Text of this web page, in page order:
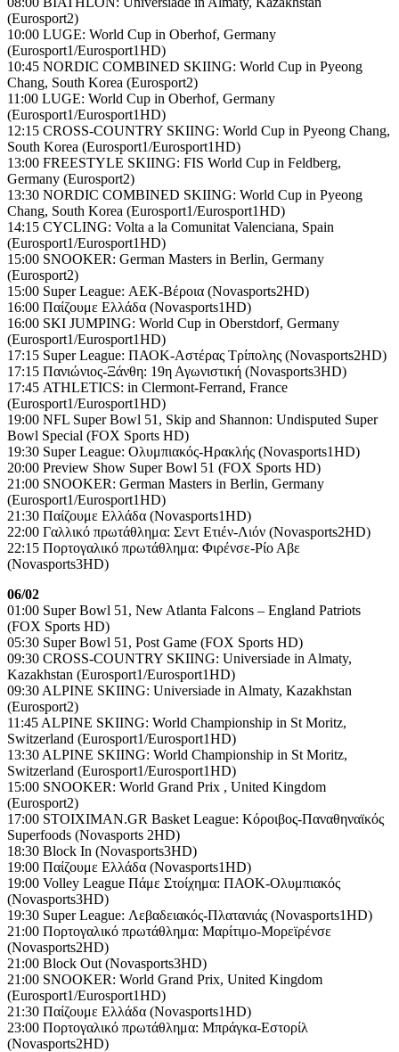
(Eurosport2)
10:00 LUGE: World Cup in Oberhof, Germany
(Eurosport1/Eurosport1HD)
10:45 NORDIC COMBINED SKIING: World Cup in Pyeong
Chang, South Korea (Eurosport2)
11:00 LUGE: World Cup in Oberhof, Germany
(Eurosport1/Eurosport1HD)
12:15 CROSS-COUNTRY SKIING: World Cup in Pyeong Chang,
South Korea (Eurosport1/Eurosport1HD)
13:00 FREESTYLE SKIING: FIS World Cup in Feldberg,
Germany (Eurosport2)
13:30 NORDIC COMBINED SKIING: World Cup in Pyeong
Chang, South Korea (Eurosport1/Eurosport1HD)
14:15 CYCLING: Volta a la Comunitat Valenciana, Spain
(Eurosport1/Eurosport1HD)
15:00 SNOOKER: German Masters in Berlin, Germany
(Eurosport2)
15:00 Super League: ΑΕΚ-Βέροια (Novasports2HD)
16:00 Παίζουμε Ελλάδα (Novasports1HD)
16:00 SKI JUMPING: World Cup in Oberstdorf, Germany
(Eurosport1/Eurosport1HD)
17:15 Super League: ΠΑΟΚ-Αστέρας Τρίπολης (Novasports2HD)
17:15 Πανιώνιος-Ξάνθη: 19η Αγωνιστική (Novasports3HD)
17:45 ATHLETICS: in Clermont-Ferrand, France
(Eurosport1/Eurosport1HD)
19:00 NFL Super Bowl 51, Skip and Shannon: Undisputed Super
Bowl Special (FOX Sports HD)
19:30 Super League: Ολυμπιακός-Ηρακλής (Novasports1HD)
20:00 Preview Show Super Bowl 51 (FOX Sports HD)
21:00 SNOOKER: German Masters in Berlin, Germany
(Eurosport1/Eurosport1HD)
21:30 Παίζουμε Ελλάδα (Novasports1HD)
22:00 Γαλλικό πρωτάθλημα: Σεντ Ετιέν-Λιόν (Novasports2HD)
22:15 Πορτογαλικό πρωτάθλημα: Φιρένσε-Ρίο Αβε
(Novasports3HD)
06/02
01:00 Super Bowl 51, New Atlanta Falcons – England Patriots
(FOX Sports HD)
05:30 Super Bowl 51, Post Game (FOX Sports HD)
09:30 CROSS-COUNTRY SKIING: Universiade in Almaty,
Kazakhstan (Eurosport1/Eurosport1HD)
09:30 ALPINE SKIING: Universiade in Almaty, Kazakhstan
(Eurosport2)
11:45 ALPINE SKIING: World Championship in St Moritz,
Switzerland (Eurosport1/Eurosport1HD)
13:30 ALPINE SKIING: World Championship in St Moritz,
Switzerland (Eurosport1/Eurosport1HD)
15:00 SNOOKER: World Grand Prix , United Kingdom
(Eurosport2)
17:00 STOIXIMAN.GR Basket League: Κόροιβος-Παναθηναϊκός
Superfoods (Novasports 2HD)
18:30 Block In (Novasports3HD)
19:00 Παίζουμε Ελλάδα (Novasports1HD)
19:00 Volley League Πάμε Στοίχημα: ΠΑΟΚ-Ολυμπιακός
(Novasports3HD)
19:30 Super League: Λεβαδειακός-Πλατανιάς (Novasports1HD)
21:00 Πορτογαλικό πρωτάθλημα: Μαρίτιμο-Μορεϊρένσε
(Novasports2HD)
21:00 Block Out (Novasports3HD)
21:00 SNOOKER: World Grand Prix, United Kingdom
(Eurosport1/Eurosport1HD)
21:30 Παίζουμε Ελλάδα (Novasports1HD)
23:00 Πορτογαλικό πρωτάθλημα: Μπράγκα-Εστορίλ
(Novasports2HD)